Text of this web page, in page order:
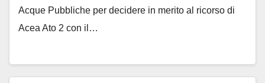
Acque Pubbliche per decidere in merito al ricorso di
Acea Ato 2 con il…